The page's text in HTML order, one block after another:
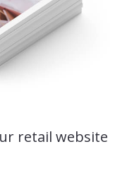
retail website